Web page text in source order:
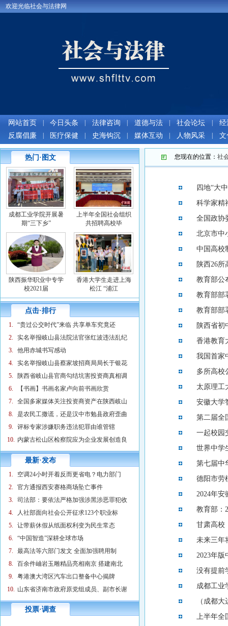
欢迎光临社会与法律网
网站首页 今日头条 法律咨询 道德与法 社会论坛
经
反腐倡廉
医疗保健 史海钩沉 媒体互动 人物风采 文
热门·图文
成都工业学院开展暑
期“三下乡”
上半年全国社会组织
共招聘高校毕
陕西振华职业中专学
校2021届
香港大学生走进上海
松江 “浦江
点击·排行
1.
“贵过公交时代”来临 共享单车究竟还
2.
实名举报岐山县法院法官张红波违法乱纪
3.
他用赤城书写感动
4.
实名举报岐山县蔡家坡招商局局长于银花
5.
陕西省岐山县官商勾结坑害投资商真相调
6.
【书画】书画名家卢向前书画欣赏
7.
全国多家媒体关注投资商资产在陕西岐山
8.
是农民工撒谎，还是汉中市勉县政府歪曲
9.
评标专家涉嫌职务违法犯罪由谁管辖
10. 内蒙古松山区检察院应为企业发展创造良
最新·发布
1.
空调24小时开着反而更省电？电力部门
2.
官方通报西安赛格商场坠亡事件
3.
司法部：要依法严格加强涉黑涉恶罪犯收
4.
人社部面向社会公开征求123个职业标
5.
让带薪休假从纸面权利变为民生常态
6.
“中国智造”深耕全球市场
7.
最高法等六部门发文 全面加强聘用制
8.
百余件岫岩玉雕精品亮相南京 搭建南北
9.
粤港澳大湾区汽车出口整备中心揭牌
10. 山东省济南市政府原党组成员、副市长谢
投票·调查
您现在的位置： 社
四地“大
科学家精
全国政协
北京市中
中国高校
陕西26
教育部公
教育部部
教育部部
陕西省初
香港教育
我国首家
多所高校
太原理工
安徽大学
第二届全
一起校园
世界中学
第七届中
德阳市劳
2024年安
教育部：
甘肃高校
未来三年
2023年版
没有提前
成都工业
（成都
上半年全